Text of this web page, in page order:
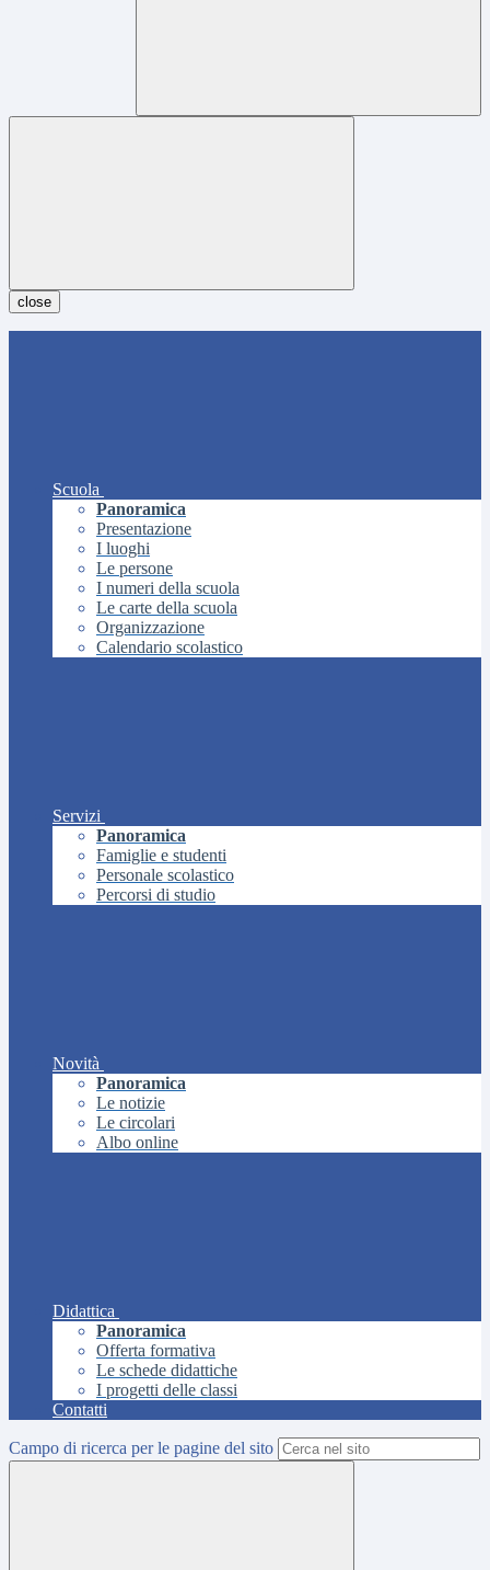
close
Scuola
Panoramica
Presentazione
I luoghi
Le persone
I numeri della scuola
Le carte della scuola
Organizzazione
Calendario scolastico
Servizi
Panoramica
Famiglie e studenti
Personale scolastico
Percorsi di studio
Novità
Panoramica
Le notizie
Le circolari
Albo online
Didattica
Panoramica
Offerta formativa
Le schede didattiche
I progetti delle classi
Contatti
Campo di ricerca per le pagine del sito